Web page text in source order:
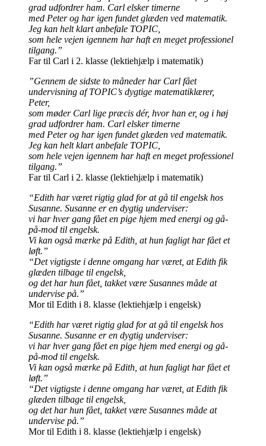
grad udfordrer ham. Carl elsker timerne
med Peter og har igen fundet glæden ved matematik.
Jeg kan helt klart anbefale TOPIC,
som hele vejen igennem har haft en meget professionel
tilgang.”
Far til Carl i 2. klasse (lektiehjælp i matematik)
”Gennem de sidste to måneder har Carl fået
undervisning af TOPIC’s dygtige matematiklærer,
Peter,
som møder Carl lige præcis dér, hvor han er, og i høj
grad udfordrer ham. Carl elsker timerne
med Peter og har igen fundet glæden ved matematik.
Jeg kan helt klart anbefale TOPIC,
som hele vejen igennem har haft en meget professionel
tilgang.”
Far til Carl i 2. klasse (lektiehjælp i matematik)
“Edith har været rigtig glad for at gå til engelsk hos
Susanne. Susanne er en dygtig underviser:
vi har hver gang fået en pige hjem med energi og gå-
på-mod til engelsk.
Vi kan også mærke på Edith, at hun fagligt har fået et
løft.”
“Det vigtigste i denne omgang har været, at Edith fik
glæden tilbage til engelsk,
og det har hun fået, takket være Susannes måde at
undervise på.”
Mor til Edith i 8. klasse (lektiehjælp i engelsk)
“Edith har været rigtig glad for at gå til engelsk hos
Susanne. Susanne er en dygtig underviser:
vi har hver gang fået en pige hjem med energi og gå-
på-mod til engelsk.
Vi kan også mærke på Edith, at hun fagligt har fået et
løft.”
“Det vigtigste i denne omgang har været, at Edith fik
glæden tilbage til engelsk,
og det har hun fået, takket være Susannes måde at
undervise på.”
Mor til Edith i 8. klasse (lektiehjælp i engelsk)